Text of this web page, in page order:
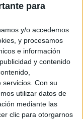
para
y/o accedemos
y procesamos
e información
y contenido
Con su
utilizar datos de
mediante las
clic para otorgarnos
y